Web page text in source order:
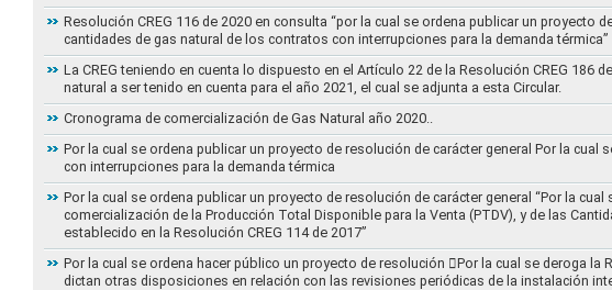
Resolución CREG 116 de 2020 en consulta “por la cual se ordena publicar un
cantidades de gas natural de los contratos con interrupciones para la demanda térmica”
La CREG teniendo en cuenta lo dispuesto en el Artículo 22 de la Resolución CREG
natural a ser tenido en cuenta para el año 2021, el cual se adjunta a esta Circular.
Cronograma de comercialización de Gas Natural año 2020..
Por la cual se ordena publicar un proyecto de resolución de carácter general Por la
con interrupciones para la demanda térmica
Por la cual se ordena publicar un proyecto de resolución de carácter general “Por la
comercialización de la Producción Total Disponible para la Venta (PTDV), y de las
establecido en la Resolución CREG 114 de 2017”
Por la cual se ordena hacer público un proyecto de resolución 􀂴Por la cual se deroga la
dictan otras disposiciones en relación con las revisiones periódicas de la instalación